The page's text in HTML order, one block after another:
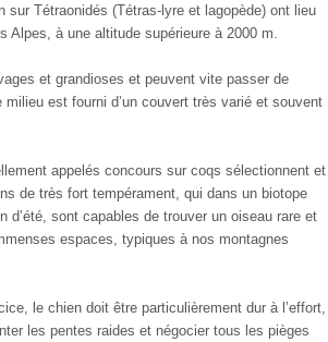
sur Tétraonidés (Tétras-lyre et lagopède) ont lieu
Alpes, à une altitude supérieure à 2000 m.
et grandioses et peuvent vite passer de
milieu est fourni d’un couvert très varié et souvent
appelés concours sur coqs sélectionnent et
de très fort tempérament, qui dans un biotope
d’été, sont capables de trouver un oiseau rare et
espaces, typiques à nos montagnes
le chien doit être particulièrement dur à l’effort,
les pentes raides et négocier tous les pièges